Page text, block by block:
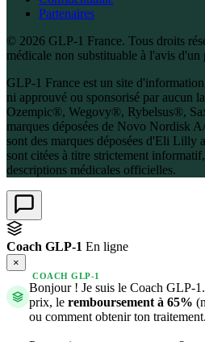
Partenaires
© 2026 GLP-1 France. Tous droits
médicale non substituable à l'avis d'un
GLP-1 France est un site
ni approuvé ou sponsorisé par aucun
Ozempic®, Wegovy®, Rybelsus®,
marques déposées de Novo Nordisk
sont des marques déposées d'Eli Lilly
sont citées à titre strictement
descriptions médicales officielles.
Coach GLP-1 En ligne
×
COACH GLP-1
Bonjour ! Je suis le Coach GLP-
prix, le remboursement à 65%
ou comment obtenir ton traitement.